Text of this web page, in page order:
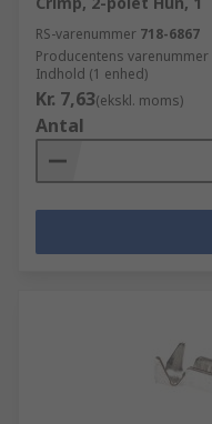
RS-varenummer 718-6867
Producentens varenummer
Indhold (1 enhed)
Kr. 7,63(ekskl. moms)
Antal